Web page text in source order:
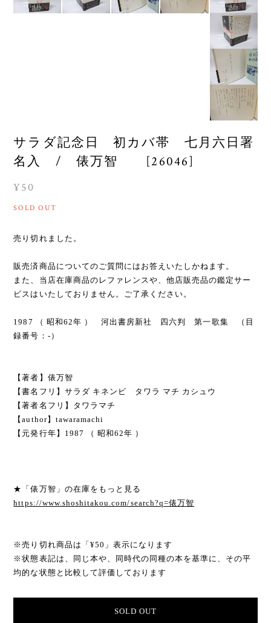
サラダ記念日 初カバ帯 七月六日署
名入 / 俵万智 [26046]
¥50
SOLD OUT
売り切れました。
販売済商品についてのご質問にはお答えいたしかねます。
また、当店在庫商品のレファレンスや、他店販売品の鑑定サー
ビスはいたしておりません。ご了承ください。
1987 （ 昭和62年 ） 河出書房新社 四六判 第一歌集 （目
録番号：-）
【著者】俵万智
【書名フリ】サラダ キネンビ タワラ マチ カシュウ
【著者名フリ】タワラマチ
【author】tawaramachi
【元発行年】1987 （ 昭和62年 ）
★「俵万智」の在庫をもっと見る
https://www.shoshitakou.com/search?q=俵万智
※売り切れ商品は「¥50」表示になります
※状態表記は、同じ本や、同時代の同種の本を基準に、その平
均的な状態と比較して評価しております
SOLD OUT